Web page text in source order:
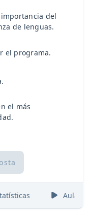
del
de lenguas.
el programa.
el más
Aulas